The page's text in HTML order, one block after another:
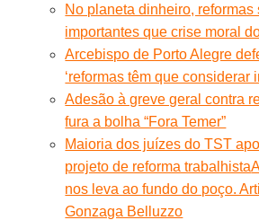
No planeta dinheiro, reformas
importantes que crise moral
Arcebispo de Porto Alegre
‘reformas têm que considerar
Adesão à greve geral contra
fura a bolha “Fora Temer”
Maioria dos juízes do TST
projeto de reforma trabalhista
nos leva ao fundo do poço.
Gonzaga Belluzzo